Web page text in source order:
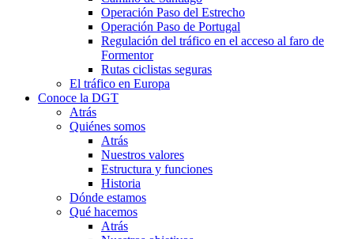
Operación Paso del Estrecho
Operación Paso de Portugal
Regulación del tráfico en el acceso al faro de
Formentor
Rutas ciclistas seguras
El tráfico en Europa
Conoce la DGT
Atrás
Quiénes somos
Atrás
Nuestros valores
Estructura y funciones
Historia
Dónde estamos
Qué hacemos
Atrás